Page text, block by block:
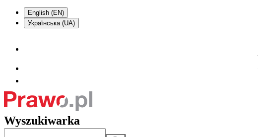
English (EN)
Українська (UA)
Wyszukiwarka